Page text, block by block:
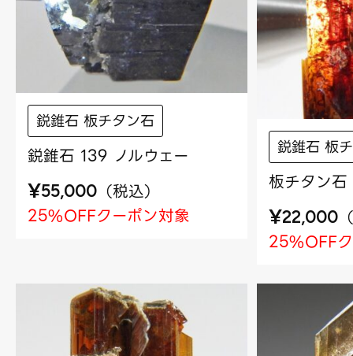
鋭錐石 板チタン石
鋭錐石 139 ノルウェー
¥55,000 （税込）
25%OFFクーポン対象
鋭錐石 板
板チタン
¥22,000 （
25%OFF